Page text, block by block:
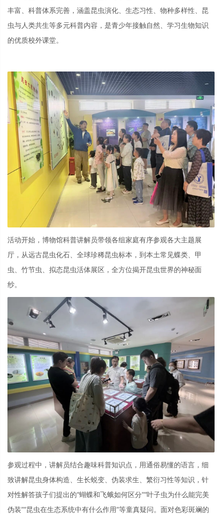
丰富、科普体系完善，涵盖昆虫演化、生态习性、物种多样性、昆
虫与人类共生等多元科普内容，是青少年接触自然、学习生物知识
的优质校外课堂。
活动开始，博物馆科普讲解员带领各组家庭有序参观各大主题展
厅，从远古昆虫化石、全球珍稀昆虫标本，到本土常见蝶类、甲
虫、竹节虫、拟态昆虫活体展区，全方位揭开昆虫世界的神秘面
纱。
参观过程中，讲解员结合趣味科普知识点，用通俗易懂的语言，细
致讲解昆虫身体构造、生长蜕变、伪装求生、繁衍习性等知识，针
对性解答孩子们提出的“蝴蝶和飞蛾如何区分”“叶子虫为什么能完美
伪装”“昆虫在生态系统中有什么作用”等童真疑问。面对色彩斑斓的